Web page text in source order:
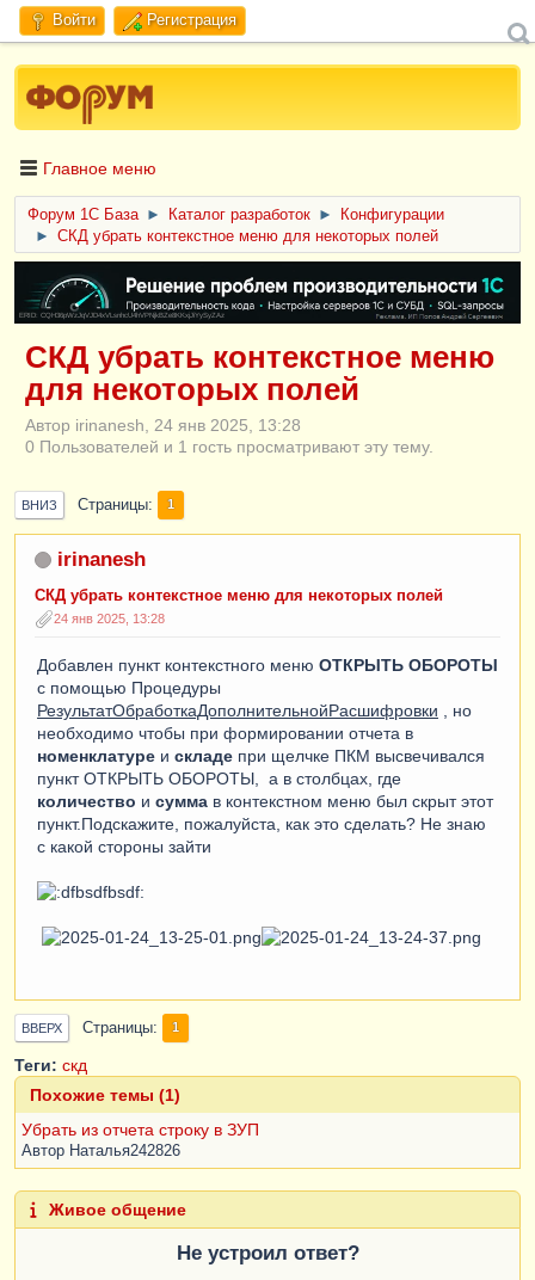
Войти Регистрация
Главное меню
Форум 1C База ► Каталог разработок ►
Конфигурации
►
СКД убрать контекстное меню для некоторых полей
ERID: CQH36pWzJqVJD4xVLsnhcU4hVPNjkBZe8KKxjJiYySyZAz
СКД убрать контекстное меню
для некоторых полей
Автор irinanesh, 24 янв 2025, 13:28
0 Пользователей и 1 гость просматривают эту тему.
ВНИЗ Страницы 1
irinanesh
СКД убрать контекстное меню для некоторых полей
24 янв 2025, 13:28
Добавлен пункт контекстного меню ОТКРЫТЬ ОБОРОТЫ
с помощью Процедуры
РезультатОбработкаДополнительнойРасшифровки , но
необходимо чтобы при формировании отчета в
номенклатуре и складе при щелчке ПКМ высвечивался
пункт ОТКРЫТЬ ОБОРОТЫ, а в столбцах, где
количество и сумма в контекстном меню был скрыт этот
пункт.Подскажите, пожалуйста, как это сделать? Не знаю
с какой стороны зайти
ВВЕРХ Страницы 1
Теги: скд
Похожие темы (1)
Убрать из отчета строку в ЗУП
Автор Наталья242826
Живое общение
Не устроил ответ?